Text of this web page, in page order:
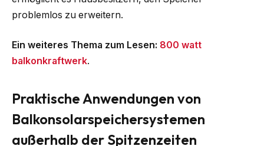
problemlos zu erweitern.
Ein weiteres Thema zum Lesen: 800 watt
balkonkraftwerk.
Praktische Anwendungen von
Balkonsolarspeichersystemen
außerhalb der Spitzenzeiten